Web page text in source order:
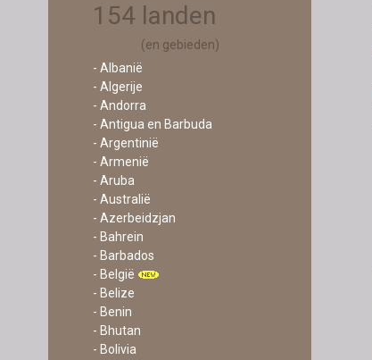
154 landen
(en gebieden)
- Albanië
- Algerije
- Andorra
- Antigua en Barbuda
- Argentinië
- Armenië
- Aruba
- Australië
- Azerbeidzjan
- Bahrein
- Barbados
- België
- Belize
- Benin
- Bhutan
- Bolivia